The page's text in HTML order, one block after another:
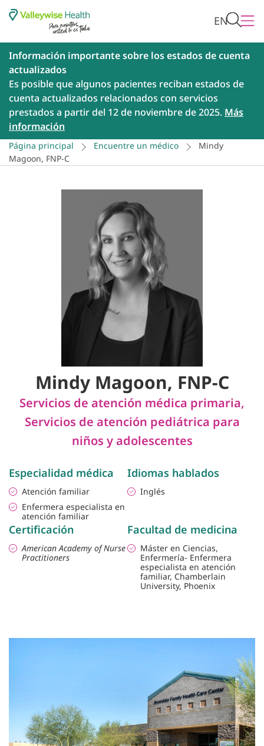
EN
Información importante sobre los estados de cuenta
actualizados
Es posible que algunos pacientes reciban estados de
cuenta actualizados relacionados con servicios
prestados a partir del 12 de noviembre de 2025. Más
información
Página principal Encuentre un médico
Mindy
Magoon, FNP-C
Mindy Magoon, FNP-C
Servicios de atención médica primaria,
Servicios de atención pediátrica para
niños y adolescentes
Especialidad médica
Atención familiar
Enfermera especialista en
atención familiar
Idiomas hablados
Inglés
Certificación
American Academy of Nurse
Practitioners
Facultad de medicina
Máster en Ciencias,
Enfermería- Enfermera
especialista en atención
familiar, Chamberlain
University, Phoenix